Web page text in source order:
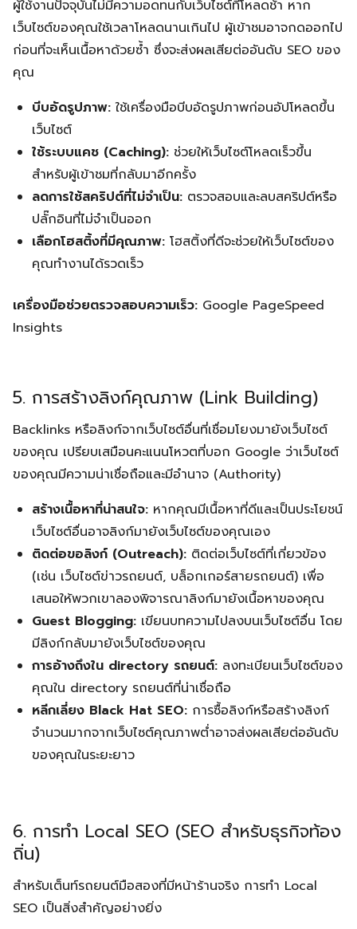
ผู้ใช้งานปัจจุบันไม่มีความอดทนกับเว็บไซต์ที่โหลดช้า หาก
เว็บไซต์ของคุณใช้เวลาโหลดนานเกินไป ผู้เข้าชมอาจกดออกไป
ก่อนที่จะเห็นเนื้อหาด้วยซ้ำ ซึ่งจะส่งผลเสียต่ออันดับ SEO ของ
คุณ
บีบอัดรูปภาพ: ใช้เครื่องมือบีบอัดรูปภาพก่อนอัปโหลดขึ้น
เว็บไซต์
ใช้ระบบแคช (Caching): ช่วยให้เว็บไซต์โหลดเร็วขึ้น
สำหรับผู้เข้าชมที่กลับมาอีกครั้ง
ลดการใช้สคริปต์ที่ไม่จำเป็น: ตรวจสอบและลบสคริปต์หรือ
ปลั๊กอินที่ไม่จำเป็นออก
เลือกโฮสติ้งที่มีคุณภาพ: โฮสติ้งที่ดีจะช่วยให้เว็บไซต์ของ
คุณทำงานได้รวดเร็ว
เครื่องมือช่วยตรวจสอบความเร็ว: Google PageSpeed
Insights
5. การสร้างลิงก์คุณภาพ (Link Building)
Backlinks หรือลิงก์จากเว็บไซต์อื่นที่เชื่อมโยงมายังเว็บไซต์
ของคุณ เปรียบเสมือนคะแนนโหวตที่บอก Google ว่าเว็บไซต์
ของคุณมีความน่าเชื่อถือและมีอำนาจ (Authority)
สร้างเนื้อหาที่น่าสนใจ: หากคุณมีเนื้อหาที่ดีและเป็นประโยชน์
เว็บไซต์อื่นอาจลิงก์มายังเว็บไซต์ของคุณเอง
ติดต่อขอลิงก์ (Outreach): ติดต่อเว็บไซต์ที่เกี่ยวข้อง
(เช่น เว็บไซต์ข่าวรถยนต์, บล็อกเกอร์สายรถยนต์) เพื่อ
เสนอให้พวกเขาลองพิจารณาลิงก์มายังเนื้อหาของคุณ
Guest Blogging: เขียนบทความไปลงบนเว็บไซต์อื่น โดย
มีลิงก์กลับมายังเว็บไซต์ของคุณ
การอ้างถึงใน directory รถยนต์: ลงทะเบียนเว็บไซต์ของ
คุณใน directory รถยนต์ที่น่าเชื่อถือ
หลีกเลี่ยง Black Hat SEO: การซื้อลิงก์หรือสร้างลิงก์
จำนวนมากจากเว็บไซต์คุณภาพต่ำอาจส่งผลเสียต่ออันดับ
ของคุณในระยะยาว
6. การทำ Local SEO (SEO สำหรับธุรกิจท้อง
ถิ่น)
สำหรับเต็นท์รถยนต์มือสองที่มีหน้าร้านจริง การทำ Local
SEO เป็นสิ่งสำคัญอย่างยิ่ง